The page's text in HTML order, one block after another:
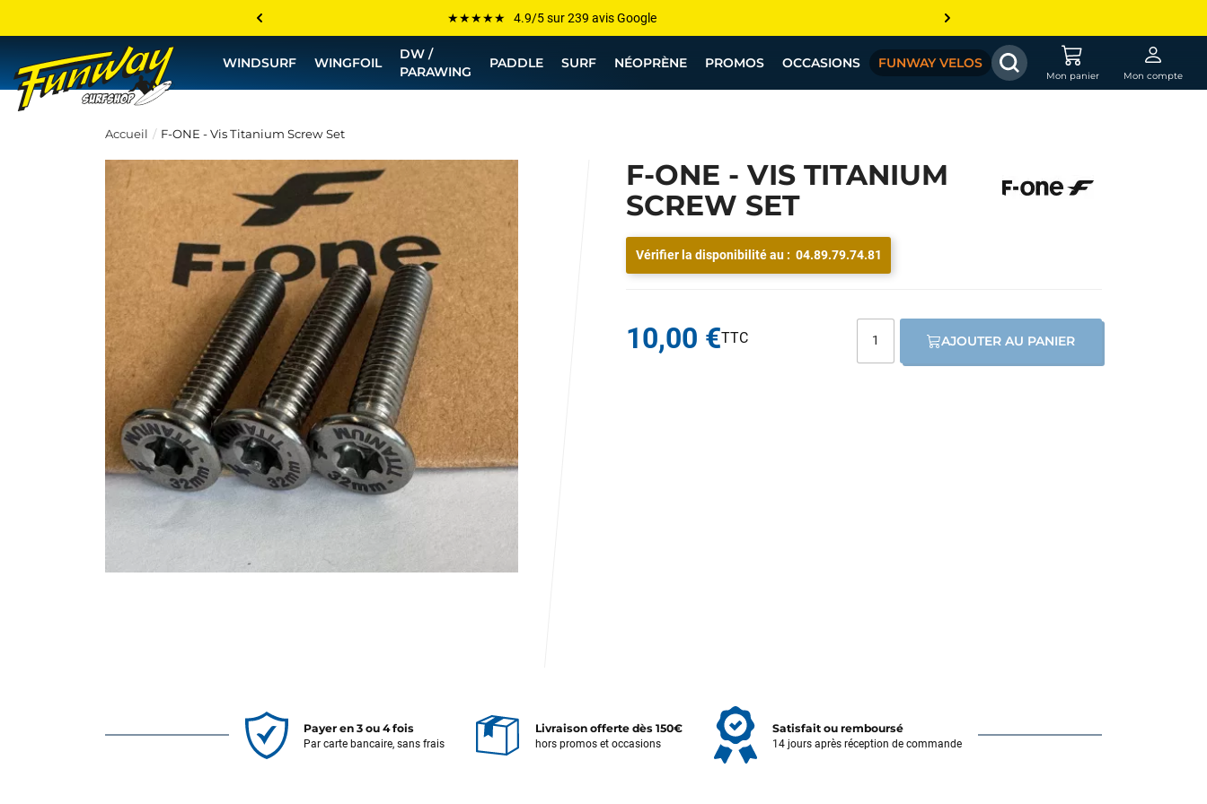
Les plus grandes marques sont chez Funway
Jusqu’à -75% de remise sur le windsurf, wingfoil, etc...
💰 Meilleur prix garanti — Moins cher ailleurs ? On s’aligne !
WINDSURF WINGFOIL
DW /
PARAWING
PADDLE SURF NÉOPRÈNE PROMOS OCCASIONS FUNWAY VELOS
Mon panier Mon compte
Accueil F-ONE - Vis Titanium Screw Set
F-ONE - VIS TITANIUM
SCREW SET
Vérifier la disponibilité au : 04.89.79.74.81
10,00 € AJOUTER AU PANIER
Payer en 3 ou 4 fois
Par carte bancaire, sans frais
Livraison offerte dès 150€
hors promos et occasions
Satisfait ou remboursé
14 jours après réception de commande